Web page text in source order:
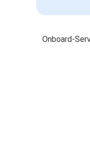
Onboard-